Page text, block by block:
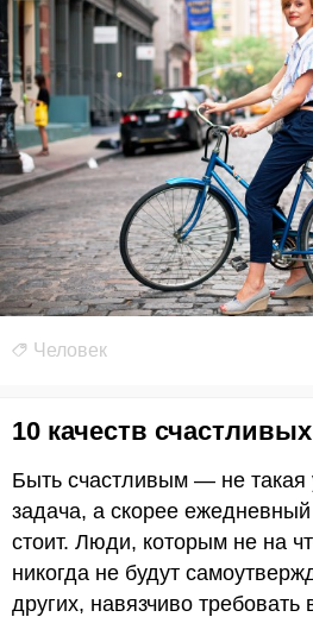
Человек
10 качеств
Быть счастливым — не такая
задача, а скорее ежедневный
стоит. Люди, которым не на
никогда не будут
других, навязчиво требовать